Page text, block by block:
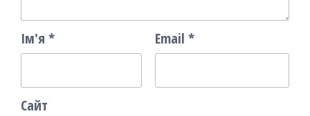
Ім'я * Email *
Сайт